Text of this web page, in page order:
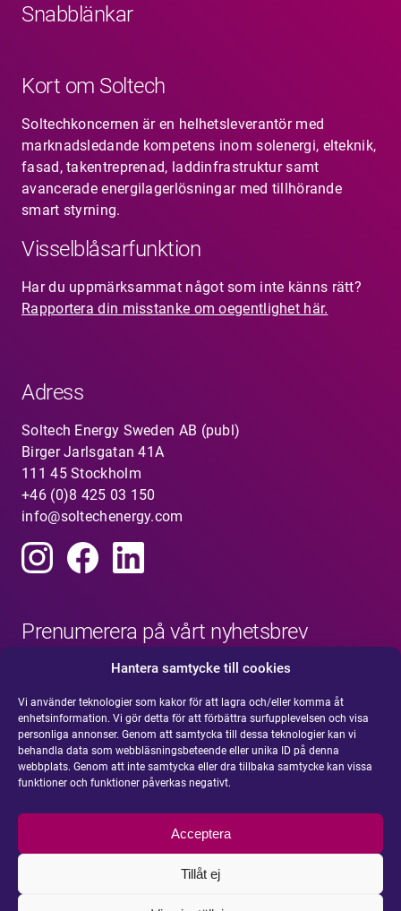
Hantera samtycke till cookies
Vi använder teknologier som kakor för att lagra och/eller komma åt
enhetsinformation. Vi gör detta för att förbättra surfupplevelsen och visa
personliga annonser. Genom att samtycka till dessa teknologier kan vi
behandla data som webbläsningsbeteende eller unika ID på denna
webbplats. Genom att inte samtycka eller dra tillbaka samtycke kan vissa
funktioner och funktioner påverkas negativt.
Acceptera
Tillåt ej
Snabblänkar
Kort om Soltech
Soltechkoncernen är en helhetsleverantör med
marknadsledande kompetens inom solenergi, elteknik,
fasad, takentreprenad, laddinfrastruktur samt
avancerade energilagerlösningar med tillhörande
smart styrning.
Visselblåsarfunktion
Har du uppmärksammat något som inte känns rätt?
Rapportera din misstanke om oegentlighet här.
Adress
Soltech Energy Sweden AB (publ)
Birger Jarlsgatan 41A
111 45 Stockholm
+46 (0)8 425 03 150
info@soltechenergy.com
Prenumerera på vårt nyhetsbrev